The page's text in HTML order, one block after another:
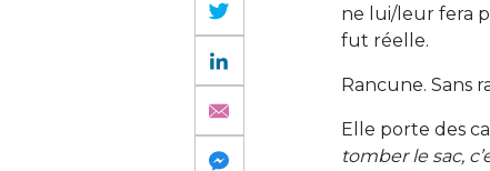
ne lui/leur fera
fut réelle.
Rancune. Sans
Elle porte des
tomber le sac,